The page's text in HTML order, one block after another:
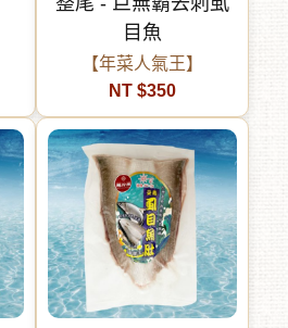
目魚
【年菜人氣王】
NT $350